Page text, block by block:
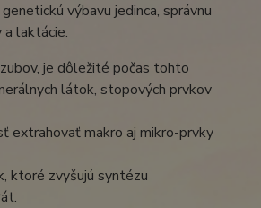
výbavu jedinca, správnu
laktácie.
je dôležité počas tohto
látok, stopových prvkov
extrahovať makro aj mikro-prvky
ktoré zvyšujú syntézu